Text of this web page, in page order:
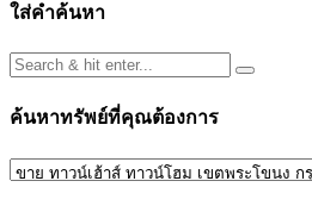
ใส่คำค้นหา
ค้นหาทรัพย์ที่คุณต้องการ
ค้นหา